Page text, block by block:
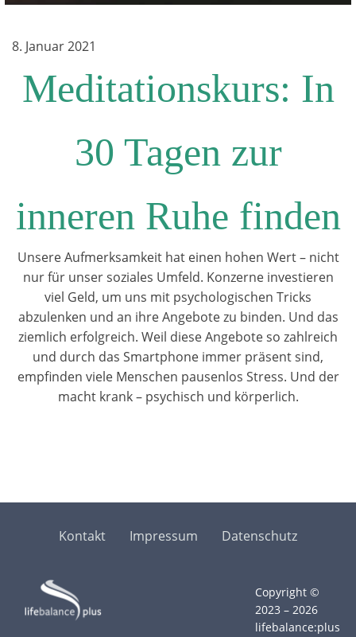
8. Januar 2021
Meditationskurs: In
30 Tagen zur
inneren Ruhe finden
Unsere Aufmerksamkeit hat einen hohen Wert – nicht
nur für unser soziales Umfeld. Konzerne investieren
viel Geld, um uns mit psychologischen Tricks
abzulenken und an ihre Angebote zu binden. Und das
ziemlich erfolgreich. Weil diese Angebote so zahlreich
und durch das Smartphone immer präsent sind,
empfinden viele Menschen pausenlos Stress. Und der
macht krank – psychisch und körperlich.
Copyright ©
2023 – 2026
lifebalance:plus
Kontakt Impressum Datenschutz